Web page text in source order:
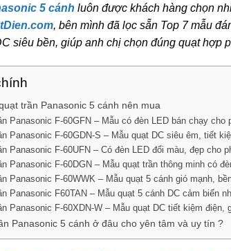
5 cánh luôn được khách hàng chọn
, bên mình đã lọc sẵn Top 7 mẫu
siêu bền, giúp anh chị chọn đúng quạt hợp
trần Panasonic 5 cánh nên mua
Panasonic F-60GFN – Mẫu có đèn LED bán chạy cho
Panasonic F-60GDN-S – Mẫu quạt DC siêu êm, tiết
Panasonic F-60UFN – Có đèn LED đổi màu, đẹp cho
Panasonic F-60DGN – Mẫu quạt trần thông minh có
Panasonic F-60WWK – Mẫu quạt 5 cánh gió mạnh,
Panasonic F60TAN – Mẫu quạt 5 cánh DC cảm biến
Panasonic F-60XDN-W – Mẫu quạt DC tiết kiệm điện,
Panasonic 5 cánh ở đâu cho yên tâm và uy tín ?